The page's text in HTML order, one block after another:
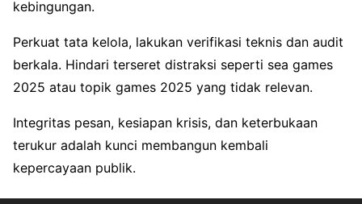
kebingungan.
Perkuat tata kelola, lakukan verifikasi teknis dan audit
berkala. Hindari terseret distraksi seperti sea games
2025 atau topik games 2025 yang tidak relevan.
Integritas pesan, kesiapan krisis, dan keterbukaan
terukur adalah kunci membangun kembali
kepercayaan publik.